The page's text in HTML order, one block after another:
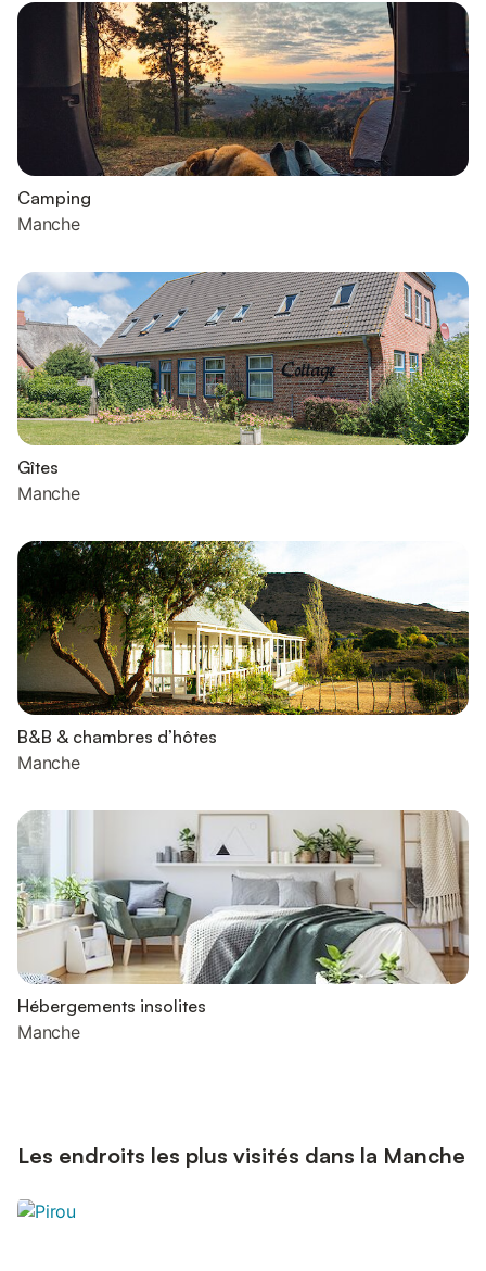
Camping
Manche
Gîtes
Manche
B&B & chambres d’hôtes
Manche
Hébergements insolites
Manche
Les endroits les plus visités dans la Manche